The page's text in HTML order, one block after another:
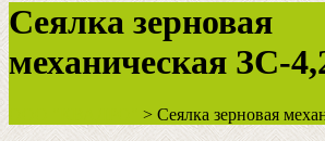
Сеялка зерновая
механическая ЗС-
> Сеялка зерновая